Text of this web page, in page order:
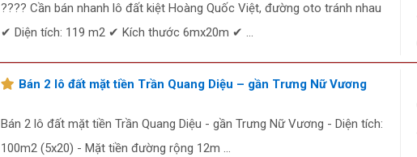
???? Cần bán nhanh lô đất kiệt Hoàng Quốc Việt, đường oto tránh nhau
✔ Diện tích: 119 m2 ✔ Kích thước 6mx20m ✔ ...
Bán 2 lô đất mặt tiền Trần Quang Diệu – gần Trưng Nữ Vương
Bán 2 lô đất mặt tiền Trần Quang Diệu - gần Trưng Nữ Vương - Diện tích:
100m2 (5x20) - Mặt tiền đường rộng 12m ...